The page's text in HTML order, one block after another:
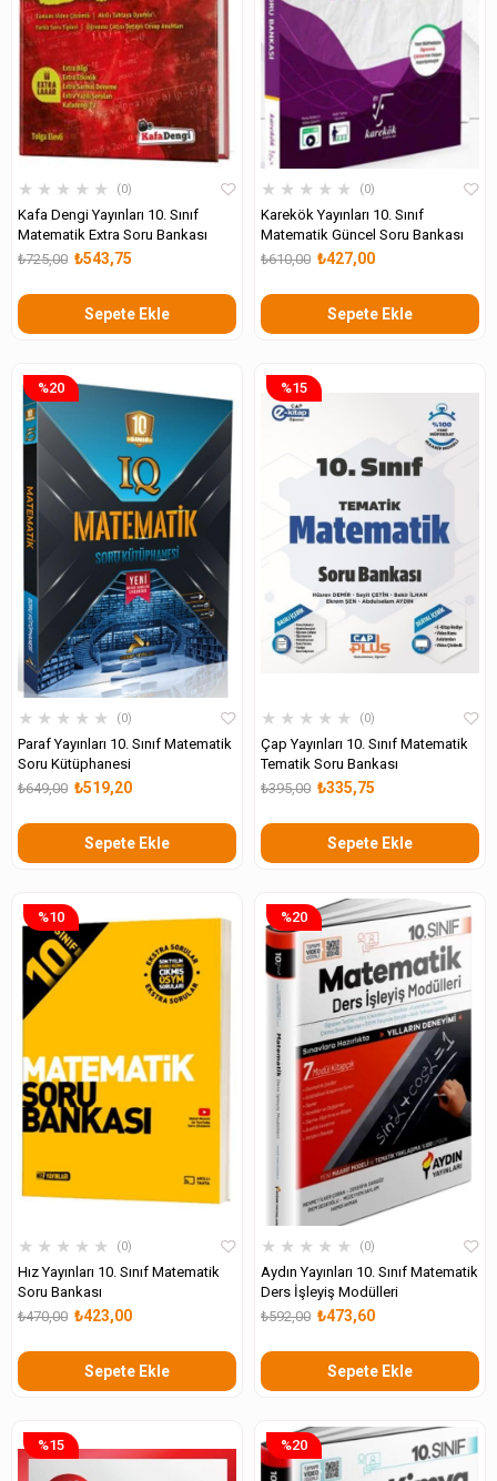
★ ★ ★ ★ ★ 0
Kafa Dengi Yayınları 10. Sınıf
Matematik Extra Soru Bankası
₺543,75
₺725,00
Sepete Ekle
★ ★ ★ ★ ★ 0
Karekök Yayınları 10. Sınıf
Matematik Güncel Soru Bankası
₺427,00
₺610,00
Sepete Ekle
★ ★ ★ ★ ★ 0
Paraf Yayınları 10. Sınıf Matematik
Soru Kütüphanesi
₺519,20
₺649,00
Sepete Ekle
%20
★ ★ ★ ★ ★ 0
Çap Yayınları 10. Sınıf Matematik
Tematik Soru Bankası
₺335,75
₺395,00
Sepete Ekle
%15
★ ★ ★ ★ ★ 0
Hız Yayınları 10. Sınıf Matematik
Soru Bankası
₺423,00
₺470,00
Sepete Ekle
%10
★ ★ ★ ★ ★ 0
Aydın Yayınları 10. Sınıf Matematik
Ders İşleyiş Modülleri
₺473,60
₺592,00
Sepete Ekle
%20
%15 %20